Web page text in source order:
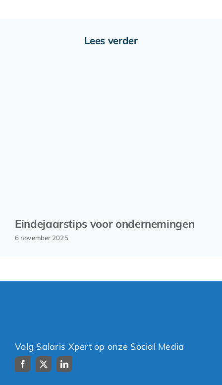
Lees verder
Eindejaarstips voor ondernemingen
6 november 2025
Volg Salaris Xpert op onze Social Media